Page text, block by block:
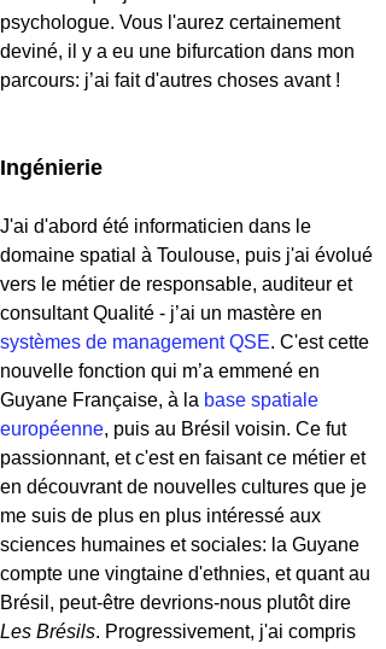
psychologue. Vous l'aurez certainement
deviné, il y a eu une bifurcation dans mon
parcours: j’ai fait d'autres choses avant !
Ingénierie
J'ai d'abord été informaticien dans le
domaine spatial à Toulouse, puis j'ai évolué
vers le métier de responsable, auditeur et
consultant Qualité - j’ai un mastère en
systèmes de management QSE. C'est cette
nouvelle fonction qui m’a emmené en
Guyane Française, à la base spatiale
européenne, puis au Brésil voisin. Ce fut
passionnant, et c'est en faisant ce métier et
en découvrant de nouvelles cultures que je
me suis de plus en plus intéressé aux
sciences humaines et sociales: la Guyane
compte une vingtaine d'ethnies, et quant au
Brésil, peut-être devrions-nous plutôt dire
Les Brésils. Progressivement, j'ai compris